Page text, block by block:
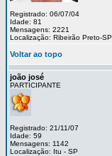
Registrado: 06/07/04
Idade: 81
Mensagens: 2221
Localização: Ribeirão Preto-SP
Voltar ao topo
joão josé
PARTICIPANTE
Registrado: 21/11/07
Idade: 59
Mensagens: 1142
Localização: Itu - SP